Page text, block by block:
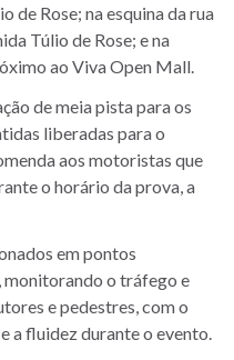
de Rose; na esquina da rua
Túlio de Rose; e na
ao Viva Open Mall.
de meia pista para os
liberadas para o
aos motoristas que
o horário da prova, a
em pontos
o tráfego e
e pedestres, com o
a fluidez durante o evento.